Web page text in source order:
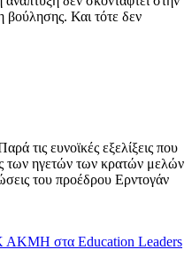
βούλησης. Και τότε δεν
τις ευνοϊκές εξελίξεις που
των ηγετών των κρατών μελών
του προέδρου Ερντογάν
ΑΚΜΗ στα Education Leaders